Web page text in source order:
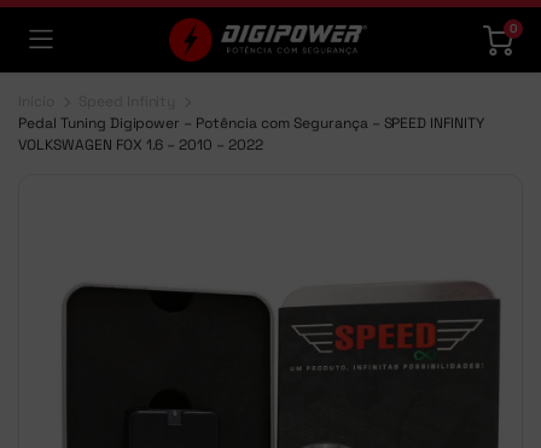
0
Pedal Tuning Digipower – Potência com Segurança – SPEED INFINITY
VOLKSWAGEN FOX 1.6 – 2010 – 2022